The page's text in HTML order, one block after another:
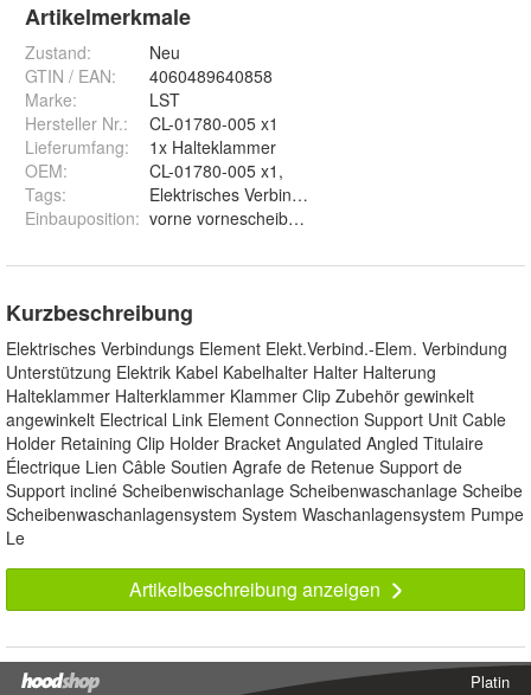
Artikelmerkmale
Zustand:
Neu
GTIN / EAN:
4060489640858
Marke:
LST
Hersteller Nr.:
CL-01780-005 x1
Lieferumfang:
1x Halteklammer
OEM:
CL-01780-005 x1,
Tags:
Elektrisches Verbindungs Element
Einbauposition: vorne vornescheibe Scheibenwischanlage
Kurzbeschreibung
Elektrisches Verbindungs Element Elekt.Verbind.-Elem. Verbindung
Unterstützung Elektrik Kabel Kabelhalter Halter Halterung
Halteklammer Halterklammer Klammer Clip Zubehör gewinkelt
angewinkelt Electrical Link Element Connection Support Unit Cable
Holder Retaining Clip Holder Bracket Angulated Angled Titulaire
Électrique Lien Câble Soutien Agrafe de Retenue Support de
Support incliné Scheibenwischanlage Scheibenwaschanlage Scheibe
Scheibenwaschanlagensystem System Waschanlagensystem Pumpe
Le
Artikelbeschreibung anzeigen
Platin